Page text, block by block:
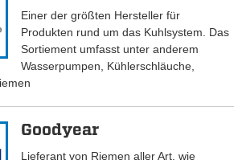
Einer der größten Hersteller für
Produkten rund um das Kuhlsystem. Das
Sortiement umfasst unter anderem
Wasserpumpen, Kühlerschläuche,
Goodyear
Lieferant von Riemen aller Art, wie